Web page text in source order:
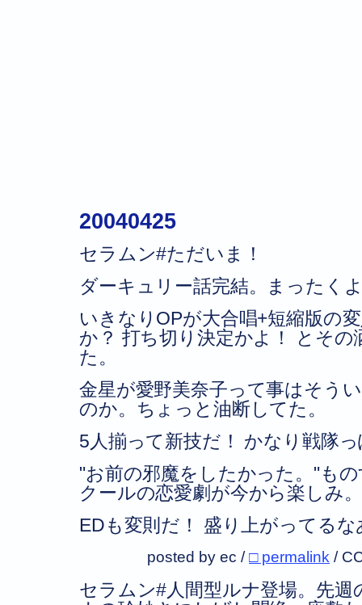
20040425
セラムン#ただいま！
ダーキュリー話完結。まったく
いきなりOPが大合唱+短縮版の
か？ 打ち切り決定かよ！ とそ
た。
金星が愛野美奈子って事はそう
のか。ちょっと油断してた。
5人揃って新技だ！ かなり戦隊
お前の邪魔をしたかった。
も
クールの恋愛劇が今から楽しみ。
EDも変則だ！ 盛り上がってるな
posted by ec /□ permalink /
セラムン#人間型ルナ登場。先週